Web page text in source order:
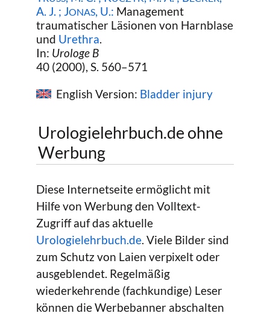
A. J. ; JONAS, U.: Management
traumatischer Läsionen von Harnblase
und Urethra.
In: Urologe B
40 (2000), S. 560–571
English Version: Bladder injury
Urologielehrbuch.de ohne
Werbung
Diese Internetseite ermöglicht mit
Hilfe von Werbung den Volltext-
Zugriff auf das aktuelle
Urologielehrbuch.de. Viele Bilder sind
zum Schutz von Laien verpixelt oder
ausgeblendet. Regelmäßig
wiederkehrende (fachkundige) Leser
können die Werbebanner abschalten